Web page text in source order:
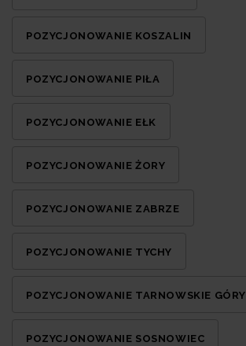
POZYCJONOWANIE KOSZALIN
POZYCJONOWANIE PIŁA
POZYCJONOWANIE EŁK
POZYCJONOWANIE ŻORY
POZYCJONOWANIE ZABRZE
POZYCJONOWANIE TYCHY
POZYCJONOWANIE TARNOWSKIE GÓRY
POZYCJONOWANIE SOSNOWIEC